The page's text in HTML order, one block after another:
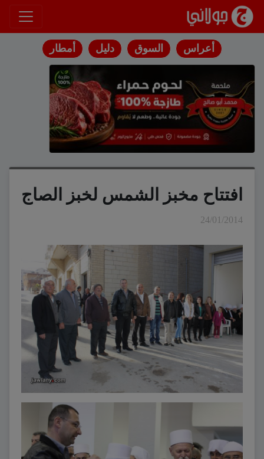
انتقل إلى المحتوى
أعراس السوق دليل أمطار
افتتاح مخبز الشمس لخبز الصاج
24/01/2014